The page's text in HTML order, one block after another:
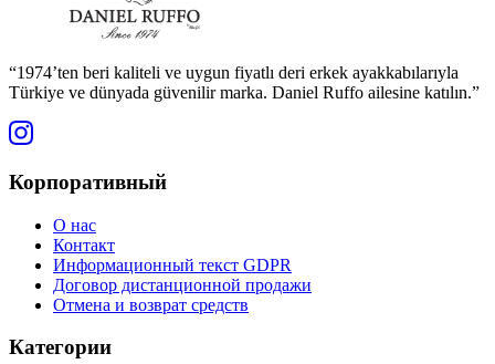
“1974’ten beri kaliteli ve uygun fiyatlı deri erkek ayakkabılarıyla
Türkiye ve dünyada güvenilir marka. Daniel Ruffo ailesine katılın.”
Корпоративный
О нас
Контакт
Информационный текст GDPR
Договор дистанционной продажи
Отмена и возврат средств
Категории